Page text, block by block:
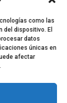
como las
del dispositivo. El
datos
únicas en
afectar